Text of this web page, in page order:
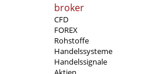
broker
CFD
FOREX
Rohstoffe
Handelssysteme
Handelssignale